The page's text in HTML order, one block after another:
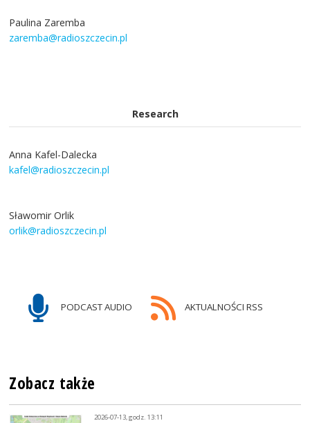
Paulina Zaremba
zaremba@radioszczecin.pl
Research
Anna Kafel-Dalecka
kafel@radioszczecin.pl
Sławomir Orlik
orlik@radioszczecin.pl
PODCAST AUDIO AKTUALNOŚCI RSS
Zobacz także
2026-07-13, godz. 13:11